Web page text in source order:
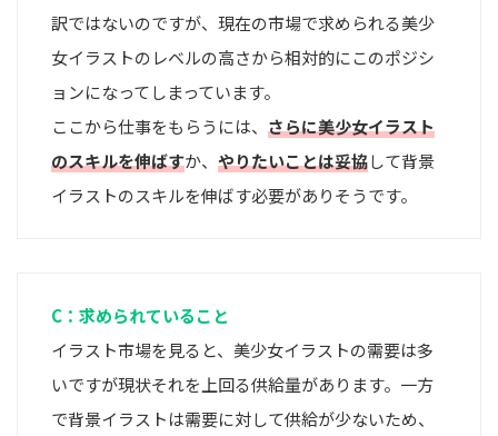
訳ではないのですが、現在の市場で求められる美少
女イラストのレベルの高さから相対的にこのポジシ
ョンになってしまっています。
ここから仕事をもらうには、 さらに美少女イラスト
のスキルを伸ばすか、 やりたいことは妥協して背景
イラストのスキルを伸ばす必要がありそうです。
C：求められていること
イラスト市場を見ると、美少女イラストの需要は多
いですが現状それを上回る供給量があります。一方
で背景イラストは需要に対して供給が少ないため、